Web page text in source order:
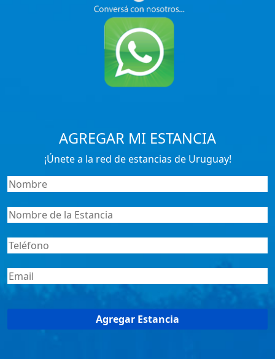
AGREGAR MI ESTANCIA
¡Únete a la red de estancias de Uruguay!